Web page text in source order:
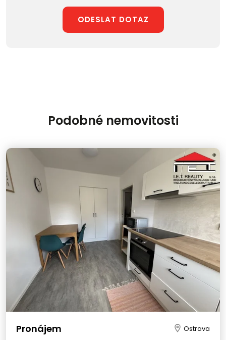
ODESLAT DOTAZ
Podobné nemovitosti
Pronájem Ostrava